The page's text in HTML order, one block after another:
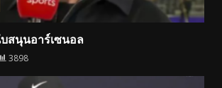
สนุนอาร์เซนอล
3898